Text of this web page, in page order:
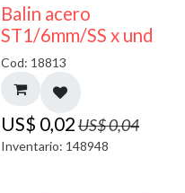
50% DESCUENTO
Balin acero
ST1/6mm/SS x und
Cod: 18813
US$ 0,02US$0,04
Inventario: 148948